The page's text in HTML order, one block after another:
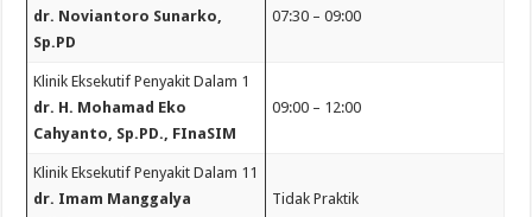
dr. Noviantoro Sunarko,
Sp.PD
07:30 – 09:00
Klinik Eksekutif Penyakit Dalam 1
dr. H. Mohamad Eko
Cahyanto, Sp.PD., FInaSIM
09:00 – 12:00
Klinik Eksekutif Penyakit Dalam 11
dr. Imam Manggalya
Tidak Praktik